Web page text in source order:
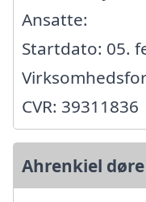
Ansatte:
Startdato: 05.
CVR: 39311836
Ahrenkiel